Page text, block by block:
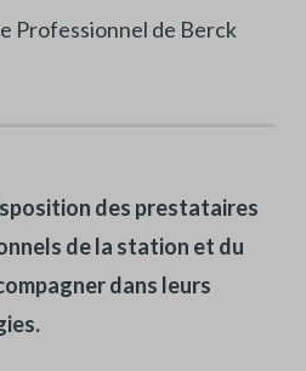
Professionnel de Berck
des prestataires
de la station et du
dans leurs